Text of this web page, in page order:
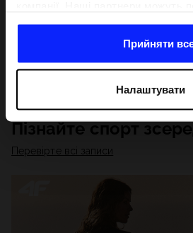
отримують у результаті
послуг.З вашої згоди ми також
з метою націлювання та
відповідної онлайн-реклами,
відповідності вмісту та
пропонують наші партнери
мережі). Детальну інформацію
Прийняти
Налаштувати
Пізнайте спорт
Перевірте всі записи